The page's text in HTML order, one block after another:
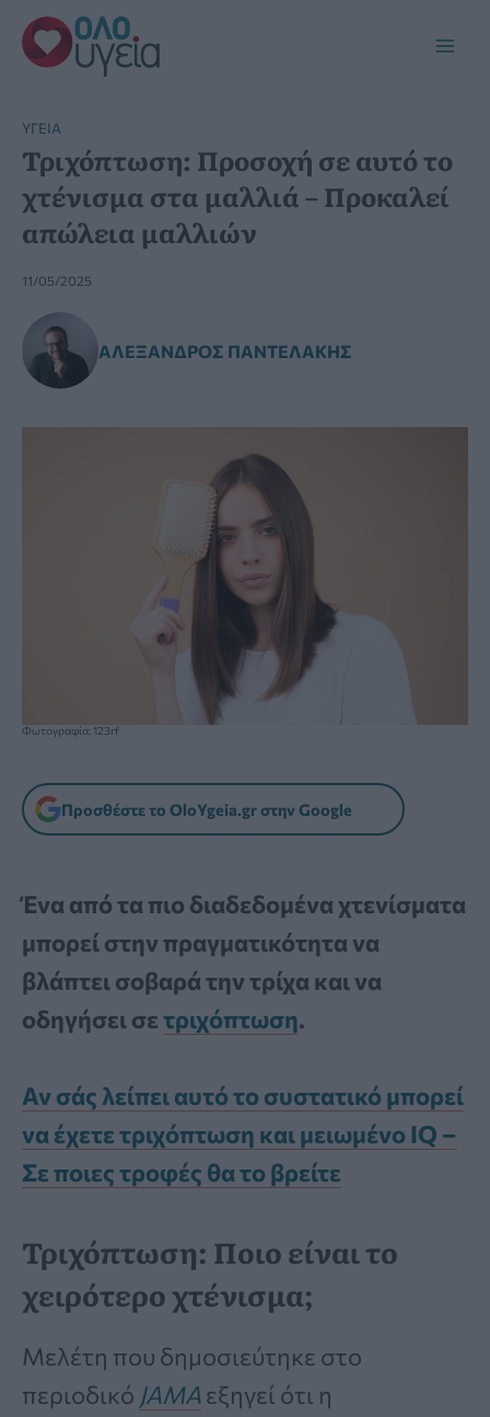
Μετάβαση
στο
περιεχόμενο
YΓΕΊΑ
Τριχόπτωση: Προσοχή σε αυτό το
χτένισμα στα μαλλιά – Προκαλεί
απώλεια μαλλιών
11/05/2025
ΑΛΈΞΑΝΔΡΟΣ ΠΑΝΤΕΛΆΚΗΣ
Φωτογραφία: 123rf
Προσθέστε το OloYgeia.gr στην Google
Ένα από τα πιο διαδεδομένα χτενίσματα
μπορεί στην πραγματικότητα να
βλάπτει σοβαρά την τρίχα και να
οδηγήσει σετριχόπτωση.
Αν σάς λείπει αυτό το συστατικό μπορεί
να έχετε τριχόπτωση και μειωμένο IQ –
Σε ποιες τροφές θα το βρείτε
Τριχόπτωση: Ποιο είναι το
χειρότερο χτένισμα;
Μελέτη που δημοσιεύτηκε στο
περιοδικό JAMAεξηγεί ότι η